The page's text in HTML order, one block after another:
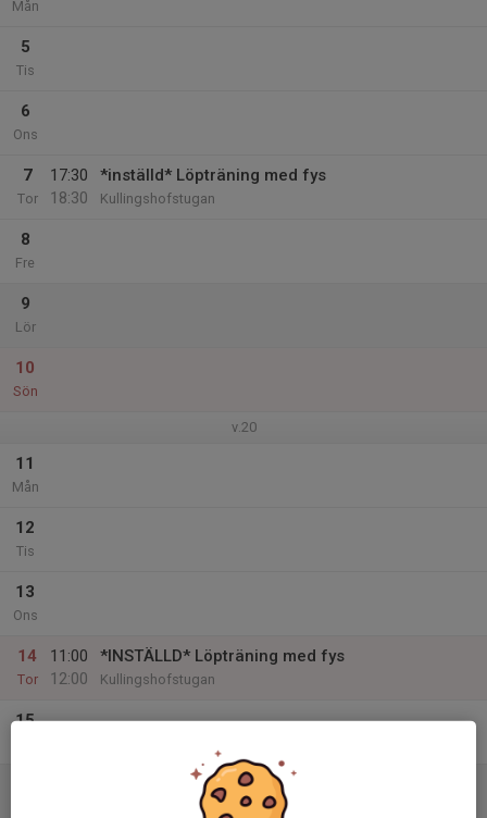
Mån
5
Tis
6
Ons
7
Tor
17:30
18:30
*inställd* Löpträning med fys
Kullingshofstugan
8
Fre
9
Lör
10
Sön
v.20
11
Mån
12
Tis
13
Ons
14
Tor
11:00
12:00
*INSTÄLLD* Löpträning med fys
Kullingshofstugan
15